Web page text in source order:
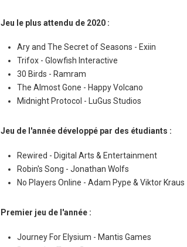
Jeu le plus attendu de 2020 :
Ary and The Secret of Seasons - Exiin
Trifox - Glowfish Interactive
30 Birds - Ramram
The Almost Gone - Happy Volcano
Midnight Protocol - LuGus Studios
Jeu de l'année développé par des étudiants :
Rewired - Digital Arts & Entertainment
Robin's Song - Jonathan Wolfs
No Players Online - Adam Pype & Viktor Kraus
Premier jeu de l'année :
Journey For Elysium - Mantis Games